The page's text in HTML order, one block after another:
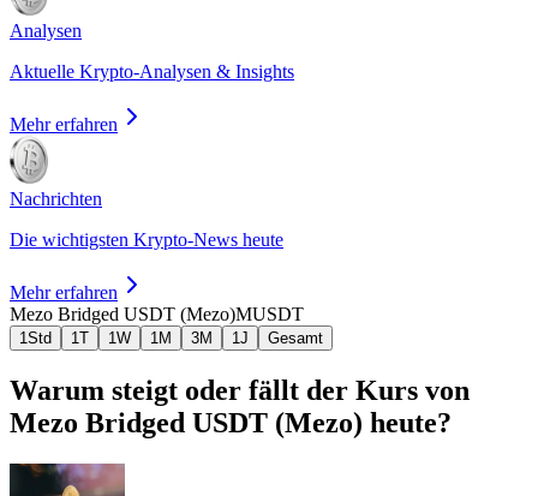
Analysen
Aktuelle Krypto-Analysen & Insights
Mehr erfahren
Nachrichten
Die wichtigsten Krypto-News heute
Mehr erfahren
Mezo Bridged USDT (Mezo)MUSDT
1Std 1T 1W 1M 3M 1J Gesamt
Warum steigt oder fällt der Kurs von
Mezo Bridged USDT (Mezo) heute?